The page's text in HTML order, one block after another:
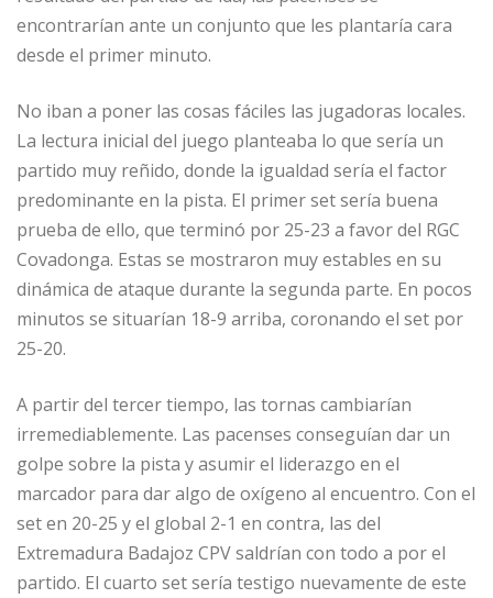
encontrarían ante un conjunto que les plantaría cara
desde el primer minuto.
No iban a poner las cosas fáciles las jugadoras locales.
La lectura inicial del juego planteaba lo que sería un
partido muy reñido, donde la igualdad sería el factor
predominante en la pista. El primer set sería buena
prueba de ello, que terminó por 25-23 a favor del RGC
Covadonga. Estas se mostraron muy estables en su
dinámica de ataque durante la segunda parte. En pocos
minutos se situarían 18-9 arriba, coronando el set por
25-20.
A partir del tercer tiempo, las tornas cambiarían
irremediablemente. Las pacenses conseguían dar un
golpe sobre la pista y asumir el liderazgo en el
marcador para dar algo de oxígeno al encuentro. Con el
set en 20-25 y el global 2-1 en contra, las del
Extremadura Badajoz CPV saldrían con todo a por el
partido. El cuarto set sería testigo nuevamente de este